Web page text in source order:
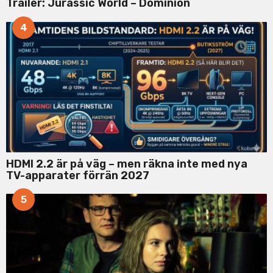
Trailer: Jurassic World – Dominion
4
HDMI 2.2 är på väg – men räkna inte med nya
TV-apparater förrän 2027
5